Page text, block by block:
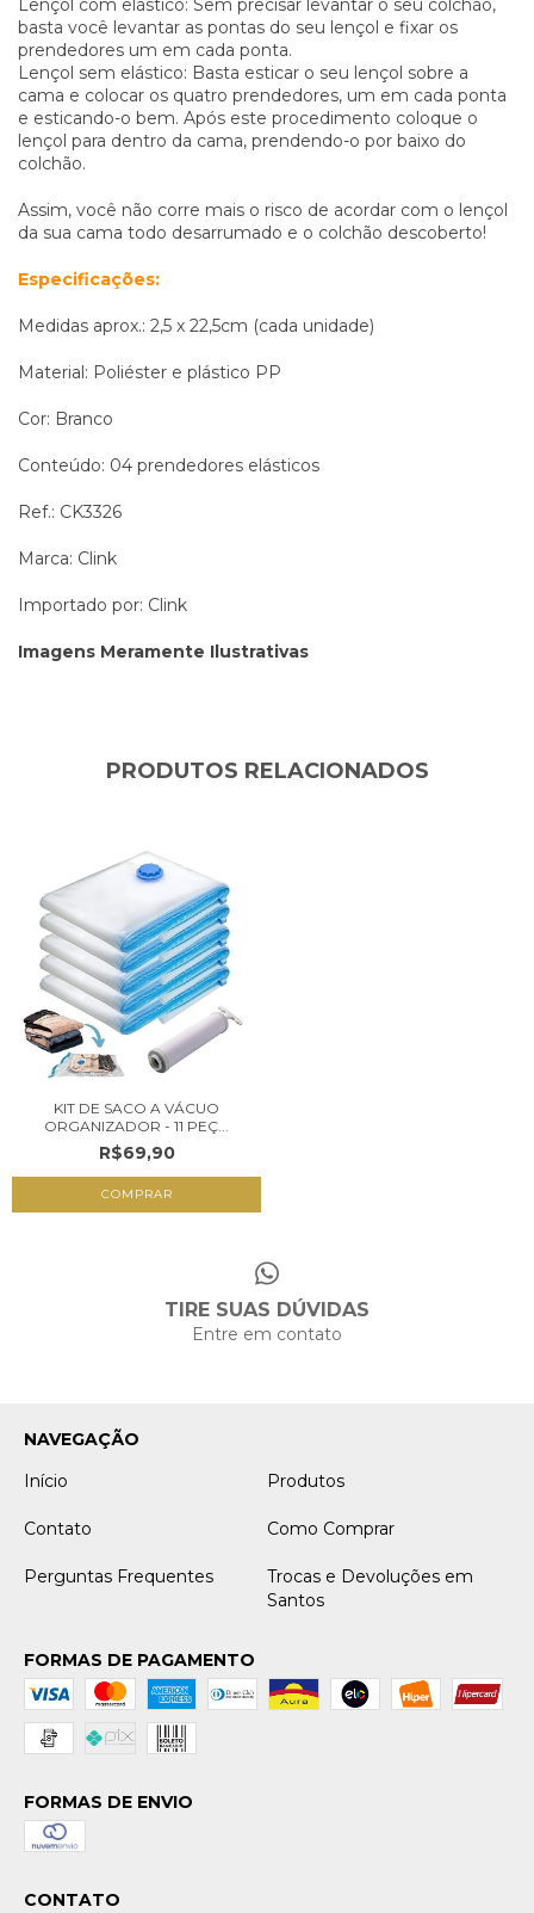
basta você levantar as pontas do seu lençol e fixar os
prendedores um em cada ponta.
Lençol sem elástico: Basta esticar o seu lençol sobre a
cama e colocar os quatro prendedores, um em cada ponta
e esticando-o bem. Após este procedimento coloque o
lençol para dentro da cama, prendendo-o por baixo do
colchão.
Assim, você não corre mais o risco de acordar com o lençol
da sua cama todo desarrumado e o colchão descoberto!
Especificações:
Medidas aprox.: 2,5 x 22,5cm (cada unidade)
Material: Poliéster e plástico PP
Cor: Branco
Conteúdo: 04 prendedores elásticos
Ref.: CK3326
Marca: Clink
Importado por: Clink
Imagens Meramente Ilustrativas
PRODUTOS RELACIONADOS
KIT DE SACO A VÁCUO
ORGANIZADOR - 11 PEÇ...
R$69,90
TIRE SUAS DÚVIDAS
Entre em contato
NAVEGAÇÃO
Início
Produtos
Contato Como Comprar
Perguntas Frequentes
Trocas e Devoluções em
Santos
FORMAS DE PAGAMENTO
FORMAS DE ENVIO
CONTATO